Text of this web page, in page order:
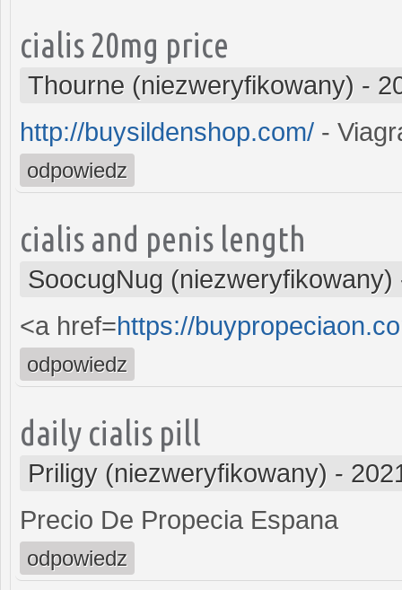
cialis 20mg price
Thourne (niezweryfikowany) -
http://buysildenshop.com/ -
odpowiedz
cialis and penis length
SoocugNug (niezweryfikowany)
<a href=https://
odpowiedz
daily cialis pill
Priligy (niezweryfikowany) -
Precio De Propecia Espana
odpowiedz